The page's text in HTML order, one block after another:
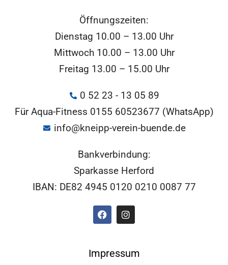
Öffnungszeiten:
Dienstag 10.00 – 13.00 Uhr
Mittwoch 10.00 – 13.00 Uhr
Freitag 13.00 – 15.00 Uhr
0 52 23 - 13 05 89
Für Aqua-Fitness 0155 60523677 (WhatsApp)
info@kneipp-verein-buende.de
Bankverbindung:
Sparkasse Herford
IBAN: DE82 4945 0120 0210 0087 77
Impressum